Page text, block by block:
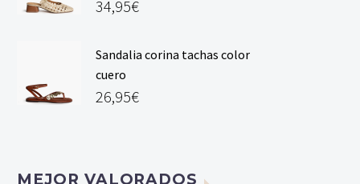
34,95€
Sandalia corina tachas color
cuero
26,95€
MEJOR VALORADOS